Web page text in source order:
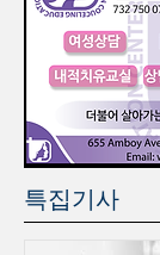
특집기사